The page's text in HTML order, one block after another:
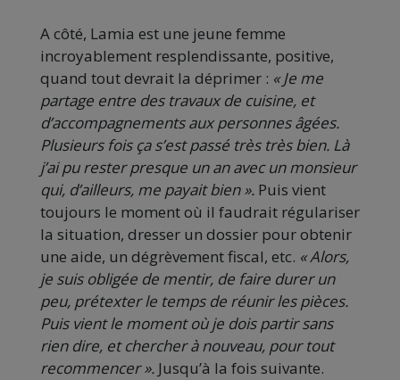
A côté, Lamia est une jeune femme
incroyablement resplendissante, positive,
quand tout devrait la déprimer : « Je me
partage entre des travaux de cuisine, et
d’accompagnements aux personnes âgées.
Plusieurs fois ça s’est passé très très bien. Là
j’ai pu rester presque un an avec un monsieur
qui, d’ailleurs, me payait bien ». Puis vient
toujours le moment où il faudrait régulariser
la situation, dresser un dossier pour obtenir
une aide, un dégrèvement fiscal, etc. « Alors,
je suis obligée de mentir, de faire durer un
peu, prétexter le temps de réunir les pièces.
Puis vient le moment où je dois partir sans
rien dire, et chercher à nouveau, pour tout
recommencer ». Jusqu’à la fois suivante.